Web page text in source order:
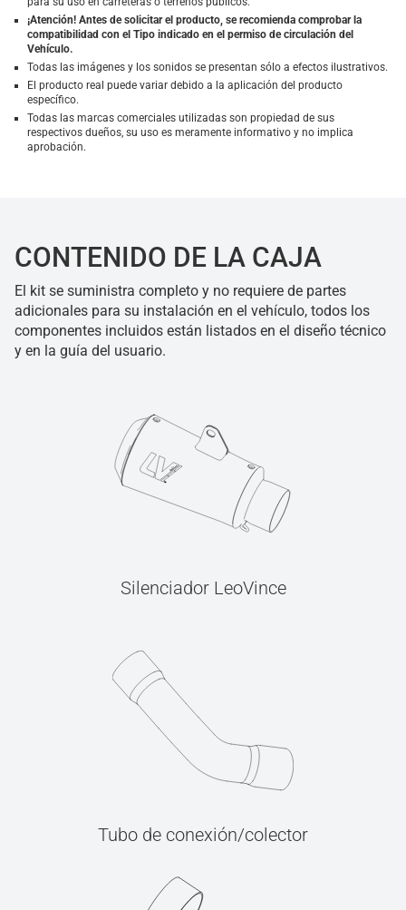
¡Atención! Antes de solicitar el producto, se recomienda comprobar la
compatibilidad con el Tipo indicado en el permiso de circulación del
Vehículo.
Todas las imágenes y los sonidos se presentan sólo a efectos ilustrativos.
El producto real puede variar debido a la aplicación del producto
específico.
Todas las marcas comerciales utilizadas son propiedad de sus
respectivos dueños, su uso es meramente informativo y no implica
aprobación.
CONTENIDO DE LA CAJA
El kit se suministra completo y no requiere de partes
adicionales para su instalación en el vehículo, todos los
componentes incluidos están listados en el diseño técnico
y en la guía del usuario.
Silenciador LeoVince
Tubo de conexión/colector